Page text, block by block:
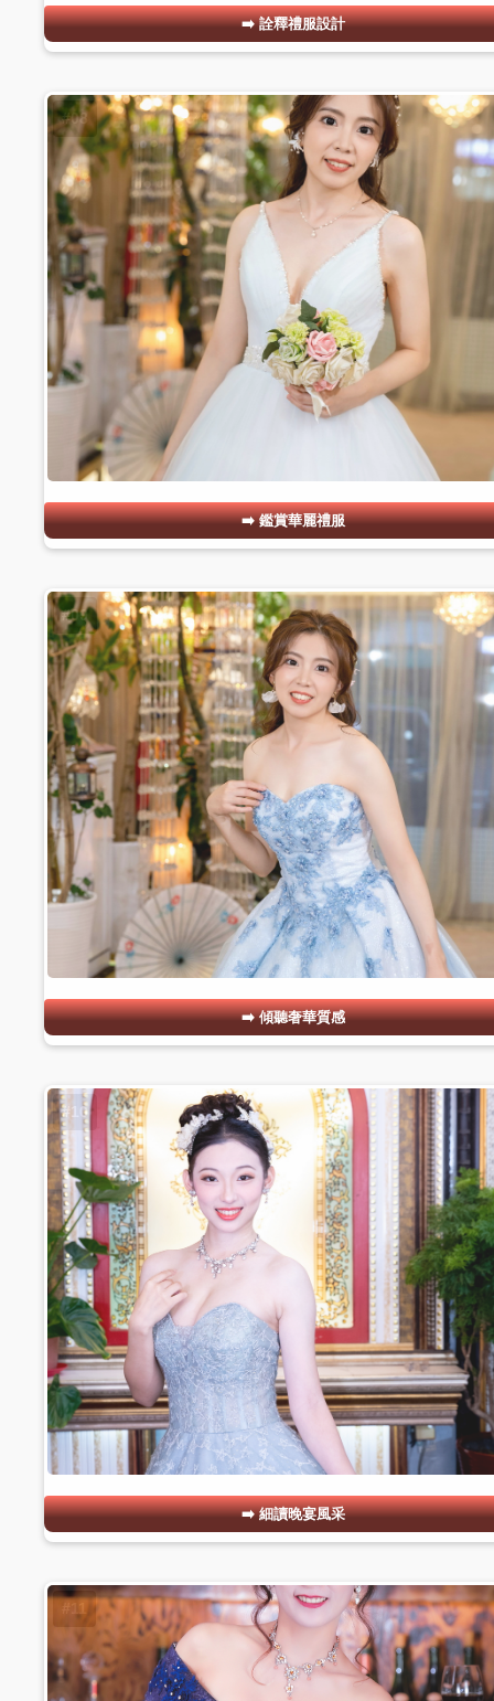
詮釋禮服設計
#08
鑑賞華麗禮服
#09
傾聽奢華質感
#10
細讀晚宴風采
#11